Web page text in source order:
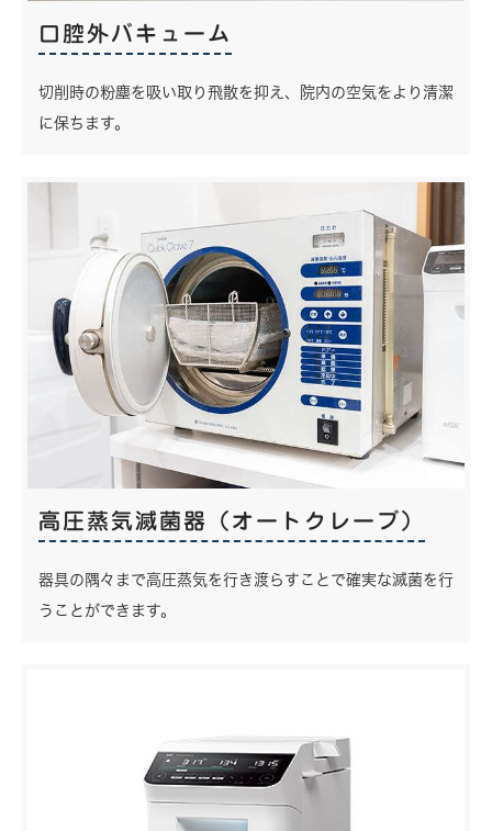
口腔外バキューム
切削時の粉塵を吸い取り飛散を抑え、院内の空気をより清潔
に保ちます。
高圧蒸気滅菌器（オートクレーブ）
器具の隅々まで高圧蒸気を行き渡らすことで確実な滅菌を行
うことができます。